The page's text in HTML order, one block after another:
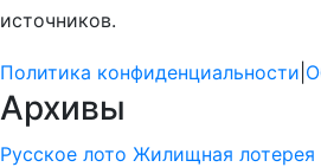
источников.
Политика конфиденциальности
Архивы
Русское лото Жилищная лотерея